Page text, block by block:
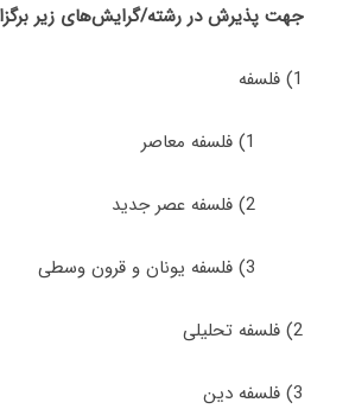
جهت پذیرش در رشته/گرایش‌های زیر
1) فلسفه
1) ﻓﻠﺴﻔﻪ ﻣﻌﺎﺻﺮ
2) فلسفه ﻋﺼﺮ ﺟﺪﻳﺪ
3) ﻓﻠﺴﻔﻪ ﻳﻮﻧﺎن و ﻗﺮون وسطی
2) ﻓﻠﺴﻔﻪ تحلیلی
3) ﻓﻠﺴﻔﻪ دﻳﻦ